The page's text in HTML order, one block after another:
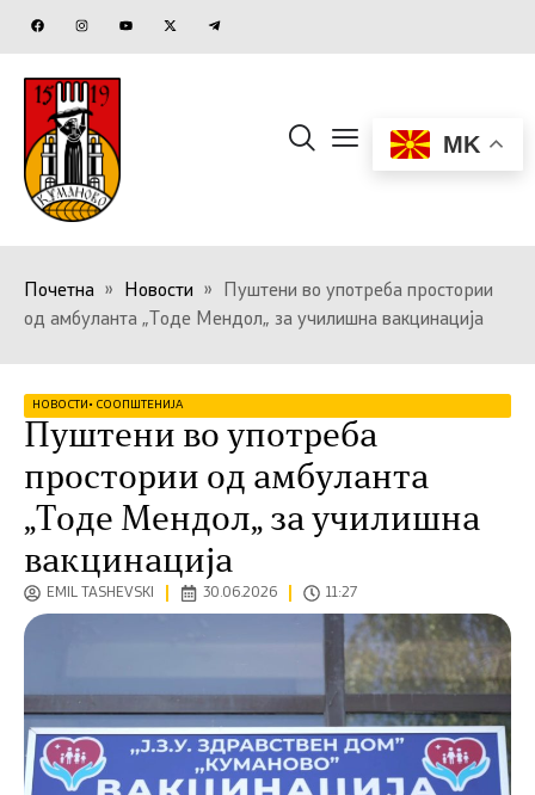
MK
Почетна » Новости »
Пуштени во употреба простории
од амбуланта „Тоде Мендол„ за училишна вакцинација
НОВОСТИ • СООПШТЕНИЈА
Пуштени во употреба
простории од амбуланта
„Тоде Мендол„ за училишна
вакцинација
EMIL TASHEVSKI 30.06.2026 11:27